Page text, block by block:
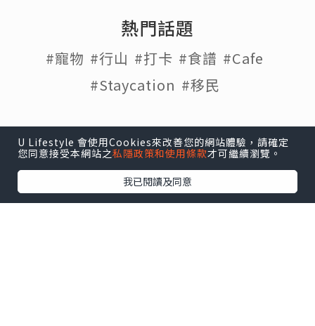
熱門話題
#寵物 #行山 #打卡 #食譜 #Cafe
#Staycation #移民
U Lifestyle|Travel|HK|Beauty|Food|Blog
e-zone
關於我們 |
免責聲明 |使用條款 |私隱政策 |
招聘人才 |
U Lifestyle 會使用Cookies來改善您的網站體驗，請確定
您同意接受本網站之私隱政策和使用條款才可繼續瀏覽。
我已閱讀及同意